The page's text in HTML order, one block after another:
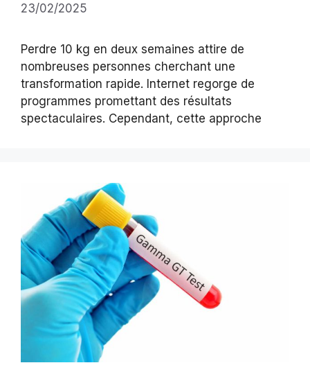
23/02/2025
Perdre 10 kg en deux semaines attire de
nombreuses personnes cherchant une
transformation rapide. Internet regorge de
programmes promettant des résultats
spectaculaires. Cependant, cette approche